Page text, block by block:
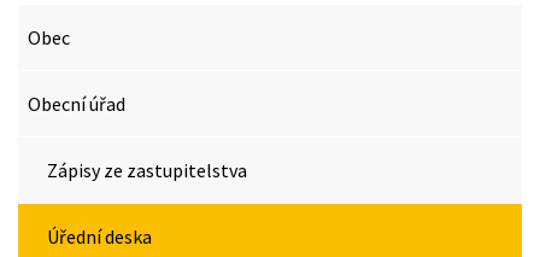
Obec
Obecní úřad
Zápisy ze zastupitelstva
Úřední deska